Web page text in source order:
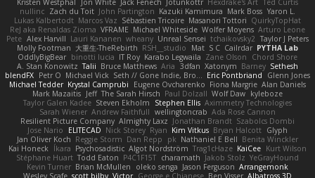
Kristen Westphal
Jon White Jack Fenech Jotunkottr Hexdrake's Art Ted Curtis
nullinc Zach du Toit John Partington Kazuki Kamimura Mark Boss Yaron L.
Lukas Kalbertodt Marcos Vaz Sébastien Tricoire Masanori Tottori QuirkyTopHat
ReJ aka Renaldas Zioma VFRAME Michael Whiteside Wolfer Moyens Arturo Leone
Pete Alex Harvill Lauri Kananen wheany Unreal Sensei tchaikovsky2 Taylor J Peters
Molly Footman 大重生-TheRebirth RSH__studio Mat S C Cailrdar PYTHA Lab
OddlyBigBear binotti lucia IT Roy Karabo Legwaila Zane Olson
Chord Shore
A. Stan Konowitz Talii Bruce Matthews Aria 3dfan Xatonym Barney Sethesh
blendFX Petr O Michael Vick Seth // Gone Indie, Bro... Eric Pontbriand
Glenn Jones
Michael Tedder Krystal Camprubi Eugene Ovcharenko Fiona Margrie Alan Daniels
Mark Mazaitis Jeff The Sarah Hirsch Paul Dolzall Wolf Daw kyleboze
Taylor Galen Kadee Steven Ekholm Stephen Ellis Aximmetry Technologies
Sarah Wiener Andrew Faithfull wellingtoncrab Ada Rose Cannon
Resilient Picture Company Almighty Laxz Jonathan Brandt Szabolcs Dombi
Jose Nario
ELITECAD Nick Storey Ryan Kim Vitkus Bryan Halcott Glyph
Jan Oliver Koch Reggie Storm Dan Repp pk Nathaniel E Bell Benita Winckler
Kai Honeck Íkara Psychosadistic Algot Nordström Trag1cHaze KaiCee Kurt Wilson
Stéphane Huart Todd Eaton P4C1F15T charamath Jakob Stolz YeGrayHound
Kevin Turner Brian McMullen oleko senga Jason Ferguson Arrangemonk
Wesley Scafe scott bilby Victor George e Chianese Ben Visser Albatross 3D